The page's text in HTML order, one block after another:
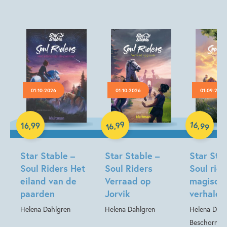
Helena Dahlgren
01-10-2026
Star Stable –
Soul Riders Het
eiland van de
paarden
Helena Dahlgren
16,99
Hardcover
01-10-2026
Star Stable –
Soul Riders
Verraad op
Jorvik
Helena Dahlgren
16,99
Hardcover
01-09-2026
Star
Soul
verhalen
Helena
Beschorner
16,99
Hardcover